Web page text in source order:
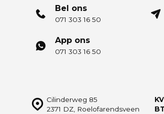
Bel ons
071 303 16 50
App ons
071 303 16 50
Cilinderweg 85
2371 DZ, Roelofarendsveen